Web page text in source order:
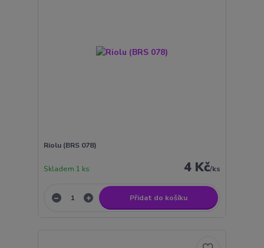
Riolu (BRS 078)
4 Kč/ks
Skladem 1 ks
Přidat do košíku